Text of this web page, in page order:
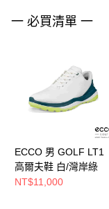
一 必買清單 一
ECCO 男 GOLF LT1
高爾夫鞋 白/灣岸綠
NT$11,000